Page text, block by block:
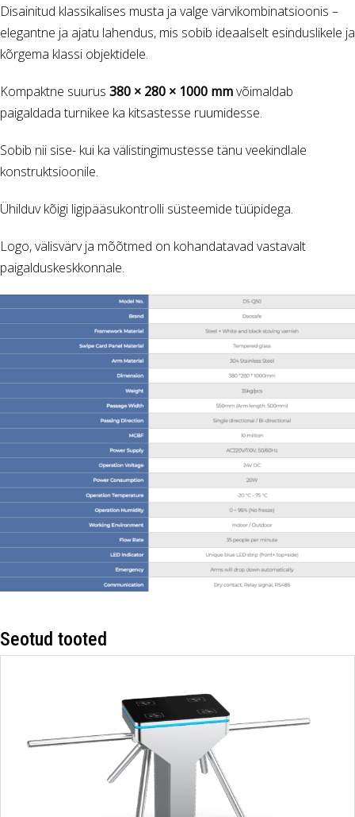
Disainitud klassikalises musta ja valge värvikombinatsioonis –
elegantne ja ajatu lahendus, mis sobib ideaalselt esinduslikele ja
kõrgema klassi objektidele.
Kompaktne suurus 380 × 280 × 1000 mmvõimaldab
paigaldada turnikee ka kitsastesse ruumidesse.
Sobib nii sise- kui ka välistingimustesse tänu veekindlale
konstruktsioonile.
Ühilduv kõigi ligipääsukontrolli süsteemide tüüpidega.
Logo, välisvärv ja mõõtmed on kohandatavad vastavalt
paigalduskeskkonnale.
Seotud tooted